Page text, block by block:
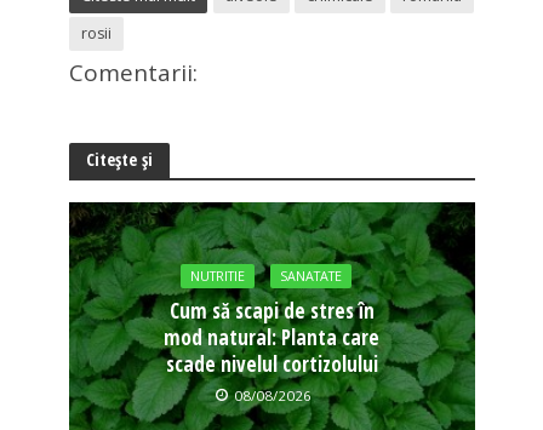
rosii
Comentarii:
Citește și
NUTRITIE SANATATE
Cum să scapi de stres în
mod natural: Planta care
scade nivelul cortizolului
08/08/2026